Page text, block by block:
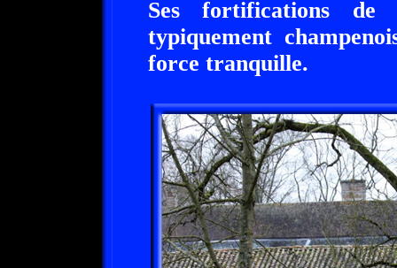
Ses fortifications
typiquement
force tranquille.